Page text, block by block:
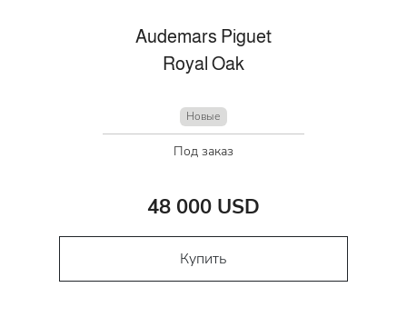
Audemars Piguet
Royal Oak
Новые
Под заказ
48 000 USD
Купить